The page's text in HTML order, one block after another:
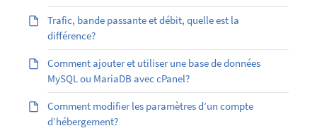
Trafic, bande passante et débit, quelle est la
différence?
Comment ajouter et utiliser une base de données
MySQL ou MariaDB avec cPanel?
Comment modifier les paramètres d’un compte
d’hébergement?